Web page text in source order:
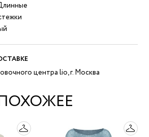
центра lio, г. Москва